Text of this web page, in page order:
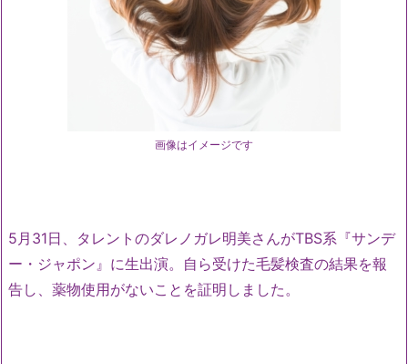
画像はイメージです
5月31日、タレントのダレノガレ明美さんがTBS系『サンデ
ー・ジャポン』に生出演。自ら受けた毛髪検査の結果を報
告し、薬物使用がないことを証明しました。